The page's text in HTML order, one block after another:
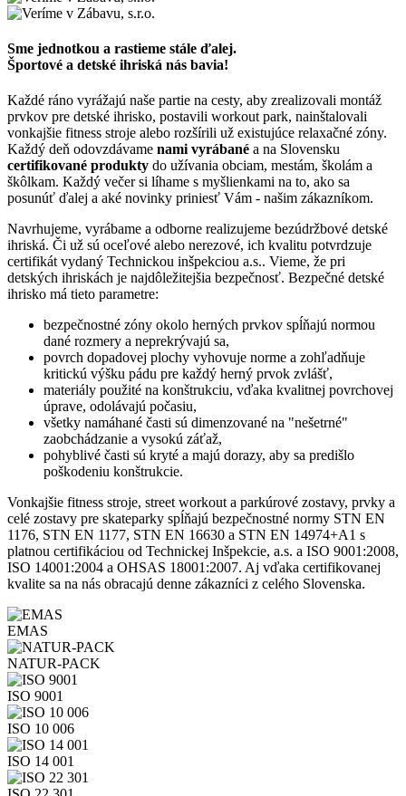
Sme jednotkou a rastieme stále ďalej.
Športové a detské ihriská nás bavia!
Každé ráno vyrážajú naše partie na cesty, aby zrealizovali montáž
prvkov pre detské ihrisko, postavili workout park, nainštalovali
vonkajšie fitness stroje alebo rozšírili už existujúce relaxačné zóny.
Každý deň odovzdávame nami vyrábané a na Slovensku
certifikované produkty do užívania obciam, mestám, školám a
škôlkam. Každý večer si líhame s myšlienkami na to, ako sa
posunúť ďalej a aké novinky priniesť Vám - našim zákazníkom.
Navrhujeme, vyrábame a odborne realizujeme bezúdržbové detské
ihriská. Či už sú oceľové alebo nerezové, ich kvalitu potvrdzuje
certifikát vydaný Technickou inšpekciou a.s.. Vieme, že pri
detských ihriskách je najdôležitejšia bezpečnosť. Bezpečné detské
ihrisko má tieto parametre:
bezpečnostné zóny okolo herných prvkov spĺňajú normou
dané rozmery a neprekrývajú sa,
povrch dopadovej plochy vyhovuje norme a zohľadňuje
kritickú výšku pádu pre každý herný prvok zvlášť,
materiály použité na konštrukciu, vďaka kvalitnej povrchovej
úprave, odolávajú počasiu,
všetky namáhané časti sú dimenzované na "nešetrné"
zaobchádzanie a vysokú záťaž,
pohyblivé časti sú kryté a majú dorazy, aby sa predišlo
poškodeniu konštrukcie.
Vonkajšie fitness stroje, street workout a parkúrové zostavy, prvky a
celé zostavy pre skateparky spĺňajú bezpečnostné normy STN EN
1176, STN EN 1177, STN EN 16630 a STN EN 14974+A1 s
platnou certifikáciou od Technickej Inšpekcie, a.s. a ISO 9001:2008,
ISO 14001:2004 a OHSAS 18001:2007. Aj vďaka certifikovanej
kvalite sa na nás obracajú denne zákazníci z celého Slovenska.
EMAS
NATUR-PACK
ISO 9001
ISO 10 006
ISO 14 001